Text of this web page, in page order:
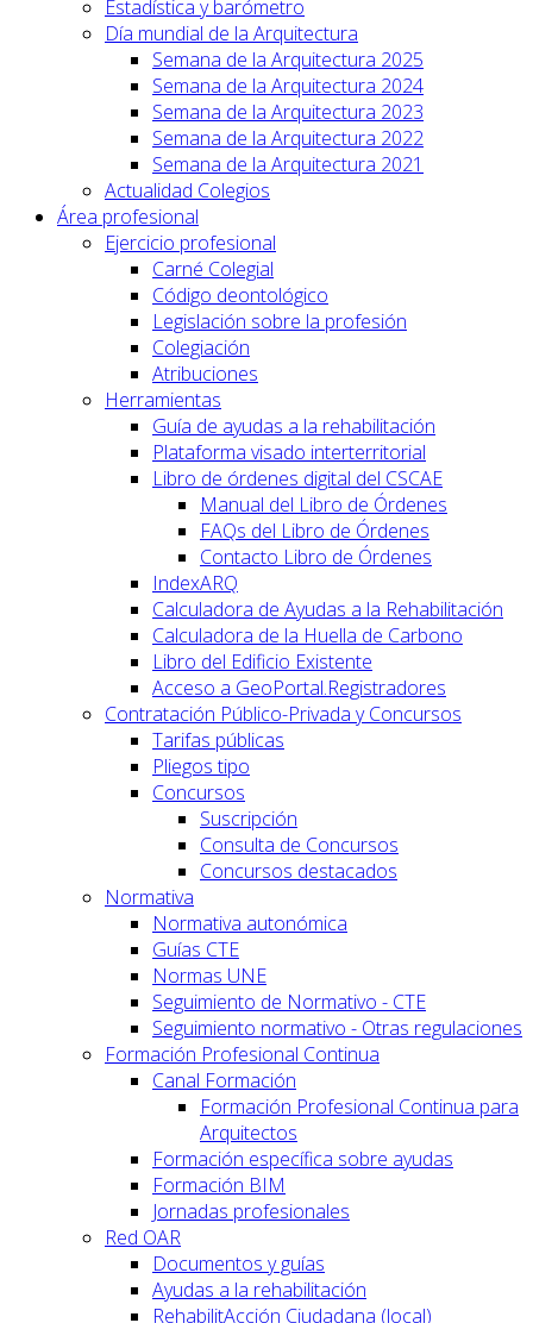
Estadística y barómetro
Día mundial de la Arquitectura
Semana de la Arquitectura 2025
Semana de la Arquitectura 2024
Semana de la Arquitectura 2023
Semana de la Arquitectura 2022
Semana de la Arquitectura 2021
Actualidad Colegios
Área profesional
Ejercicio profesional
Carné Colegial
Código deontológico
Legislación sobre la profesión
Colegiación
Atribuciones
Herramientas
Guía de ayudas a la rehabilitación
Plataforma visado interterritorial
Libro de órdenes digital del CSCAE
Manual del Libro de Órdenes
FAQs del Libro de Órdenes
Contacto Libro de Órdenes
IndexARQ
Calculadora de Ayudas a la Rehabilitación
Calculadora de la Huella de Carbono
Libro del Edificio Existente
Acceso a GeoPortal.Registradores
Contratación Público-Privada y Concursos
Tarifas públicas
Pliegos tipo
Concursos
Suscripción
Consulta de Concursos
Concursos destacados
Normativa
Normativa autonómica
Guías CTE
Normas UNE
Seguimiento de Normativo - CTE
Seguimiento normativo - Otras regulaciones
Formación Profesional Continua
Canal Formación
Formación Profesional Continua para
Arquitectos
Formación específica sobre ayudas
Formación BIM
Jornadas profesionales
Red OAR
Documentos y guías
Ayudas a la rehabilitación
RehabilitAcción Ciudadana (local)